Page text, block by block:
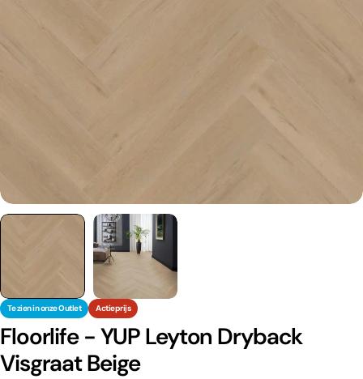
Te zien in onze Outlet Actieprijs
Floorlife - YUP Leyton Dryback
Visgraat Beige